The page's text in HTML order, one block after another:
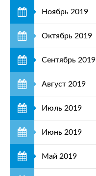
Ноябрь 2019
Октябрь 2019
Сентябрь 2019
Август 2019
Июль 2019
Июнь 2019
Май 2019